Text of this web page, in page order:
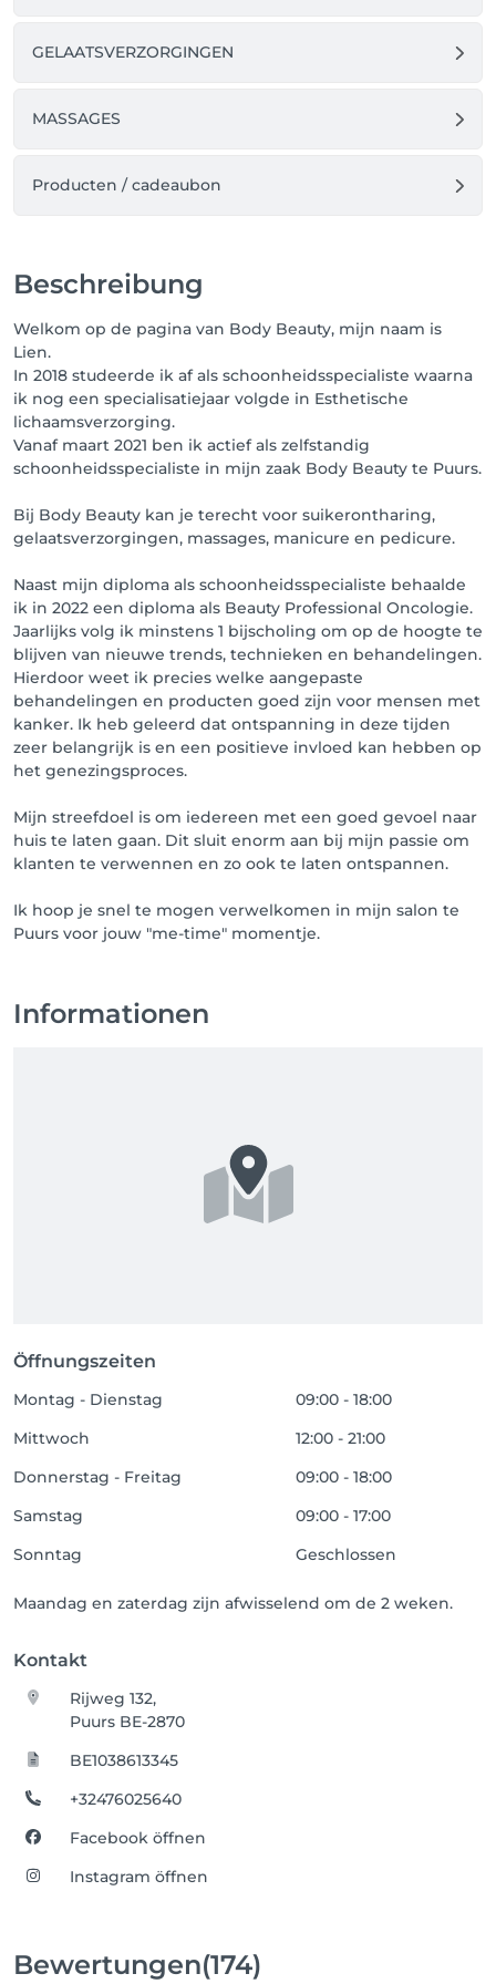
GELAATSVERZORGINGEN
MASSAGES
Producten / cadeaubon
Beschreibung
Welkom op de pagina van Body Beauty, mijn naam is
Lien.
In 2018 studeerde ik af als schoonheidsspecialiste waarna
ik nog een specialisatiejaar volgde in Esthetische
lichaamsverzorging.
Vanaf maart 2021 ben ik actief als zelfstandig
schoonheidsspecialiste in mijn zaak Body Beauty te Puurs.
Bij Body Beauty kan je terecht voor suikerontharing,
gelaatsverzorgingen, massages, manicure en pedicure.
Naast mijn diploma als schoonheidsspecialiste behaalde
ik in 2022 een diploma als Beauty Professional Oncologie.
Jaarlijks volg ik minstens 1 bijscholing om op de hoogte te
blijven van nieuwe trends, technieken en behandelingen.
Hierdoor weet ik precies welke aangepaste
behandelingen en producten goed zijn voor mensen met
kanker. Ik heb geleerd dat ontspanning in deze tijden
zeer belangrijk is en een positieve invloed kan hebben op
het genezingsproces.
Mijn streefdoel is om iedereen met een goed gevoel naar
huis te laten gaan. Dit sluit enorm aan bij mijn passie om
klanten te verwennen en zo ook te laten ontspannen.
Ik hoop je snel te mogen verwelkomen in mijn salon te
Puurs voor jouw "me-time" momentje.
Informationen
Öffnungszeiten
Montag - Dienstag
09:00 - 18:00
Mittwoch
12:00 - 21:00
Donnerstag - Freitag
09:00 - 18:00
Samstag
09:00 - 17:00
Sonntag
Geschlossen
Maandag en zaterdag zijn afwisselend om de 2 weken.
Kontakt
Rijweg 132,
Puurs BE-2870
BE1038613345
+32476025640
Facebook öffnen
Instagram öffnen
Bewertungen(174)